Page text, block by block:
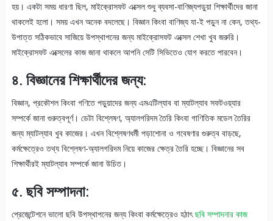
হয়। একটা সময় ধারণা ছিল, মাইক্রোসফট এক্সেল শুধু ব্যবসা-বাণিজ্যপড়ুয়া শিক্ষার্থীদের জানা
থাকলেই হলো। সময় এখন অনেক বদলেছে। বিজ্ঞান কিংবা বাণিজ্য যা-ই পড়ুন না কেন, তথ্য-
উপাত্ত সঠিকভাবে সাজিয়ে উপস্থাপনের জন্য মাইক্রোসফট এক্সেল শেখা খুব জরুরি।
মাইক্রোসফট এক্সেলের কাজ জানা থাকলে আপনি সেটি সিভিতেও যোগ করতে পারবেন।
৪. বিজ্ঞানের শিক্ষার্থীদের জন্য:
বিজ্ঞান, প্রকৌশল কিংবা গণিতে পড়ুয়াদের জন্য এমএটিল্যাব বা ম্যাটল্যাব সফটওয়্যার
সম্পর্কে জানা গুরুত্বপূর্ণ। ডেটা বিশ্লেষণ, অ্যালগরিদম তৈরি কিংবা গাণিতিক মডেল তৈরির
জন্য ম্যাটল্যাব খুব কাজের। এখন বিশ্লেষণধর্মী পড়াশোনা ও গবেষণার গুরুত্ব বাড়ছে,
কর্মক্ষেত্রেও তথ্য বিশ্লেষণ-অ্যালগরিদম নিয়ে কাজের ক্ষেত্র তৈরি হচ্ছে। বিজ্ঞানের সব
শিক্ষার্থীরই ম্যাটল্যাব সম্পর্কে জানা উচিত।
৫. ছবি সম্পাদনা:
প্রেজেন্টেশনে ভালো ছবি উপস্থাপনের জন্য কিংবা কর্মক্ষেত্রেও হঠাৎছবি সম্পাদনার কাজ